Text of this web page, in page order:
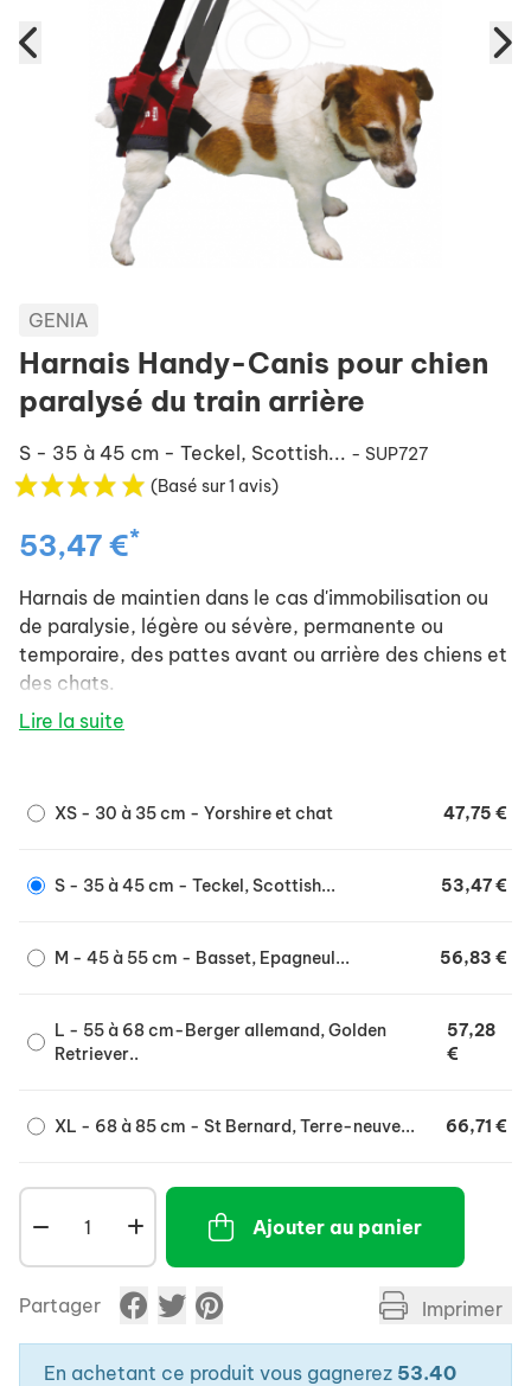
GENIA
Harnais Handy-Canis pour chien
paralysé du train arrière
S - 35 à 45 cm - Teckel, Scottish... - SUP727
(Basé sur 1 avis)
53,47 €*
Harnais de maintien dans le cas d'immobilisation ou
de paralysie, légère ou sévère, permanente ou
temporaire, des pattes avant ou arrière des chiens et
des chats.
Soulage l'animal dans ses déplacements et
gr&acirc,ce aux bandes velcro et sangles
Sangles de maintien réglables afin d'ajuster la
longueur en fonction de la taille du chien et du
Poignée de confort pour maintenir ensemble les
Peut être clipsé sur le Canis-Mobile.
Lire la suite
XS - 30 à 35 cm - Yorshire et chat 47,75 €
S - 35 à 45 cm - Teckel, Scottish... 53,47 €
M - 45 à 55 cm - Basset, Epagneul... 56,83 €
L - 55 à 68 cm-Berger allemand, Golden
Retriever..
57,28
€
XL - 68 à 85 cm - St Bernard, Terre-neuve... 66,71 €
Ajouter au panier
Partager Imprimer
En achetant ce produit vous gagnerez 53.40